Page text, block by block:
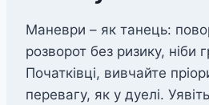
Маневри – як танець:
розворот без ризику, ніби
Початківці, вивчайте
перевагу, як у дуелі.